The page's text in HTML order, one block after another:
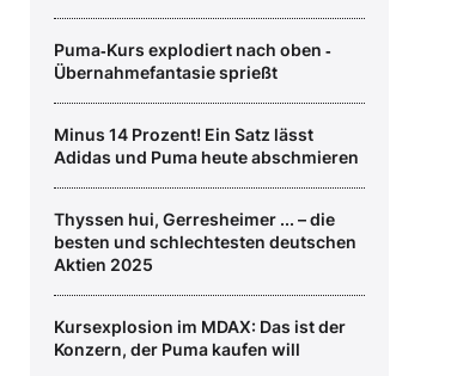
Puma‑Kurs explodiert nach oben ‑
Übernahmefantasie sprießt
Minus 14 Prozent! Ein Satz lässt
Adidas und Puma heute abschmieren
Thyssen hui, Gerresheimer ... – die
besten und schlechtesten deutschen
Aktien 2025
Kursexplosion im MDAX: Das ist der
Konzern, der Puma kaufen will